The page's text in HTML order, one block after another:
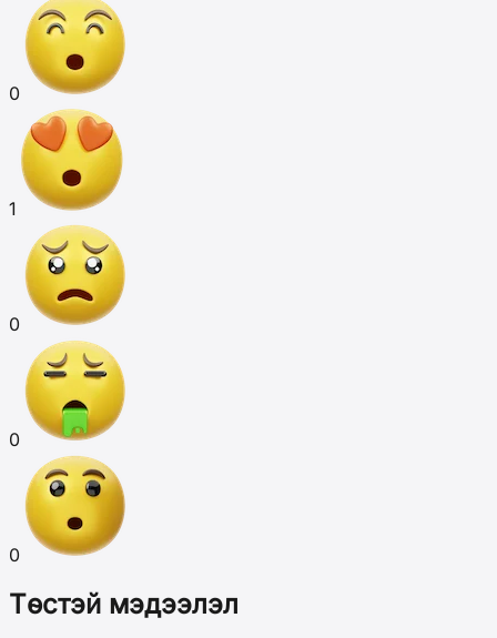
0
1
0
0
0
Төстэй мэдээлэл